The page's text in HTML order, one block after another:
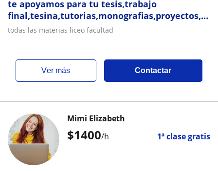
te apoyamos para tu tesis,trabajo
particulares
todas las materias liceo facultad
ver más Contactar
$1400/h 1ª clase gratis
Mimi Elizabeth